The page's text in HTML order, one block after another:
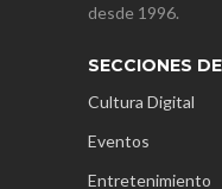
desde 1996.
SECCIONES
Cultura Digital
Eventos
Entretenimiento